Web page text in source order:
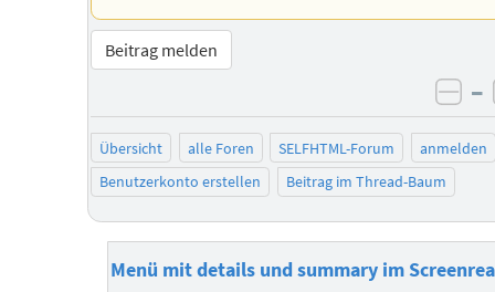
Beitrag melden
–
Übersicht alle Foren SELFHTML-Forum
anmelden
Benutzerkonto erstellen
Beitrag im Thread-Baum
Menü mit details und summary im